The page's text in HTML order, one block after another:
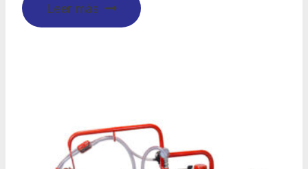
Leer más